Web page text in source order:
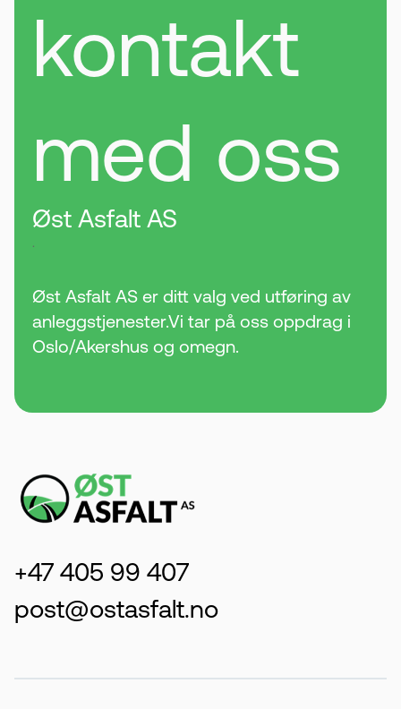
kontakt
med oss
Øst Asfalt AS
.
Øst Asfalt AS er ditt valg ved utføring av
anleggstjenester.Vi tar på oss oppdrag i
Oslo/Akershus og omegn.
+47 405 99 407
post@ostasfalt.no